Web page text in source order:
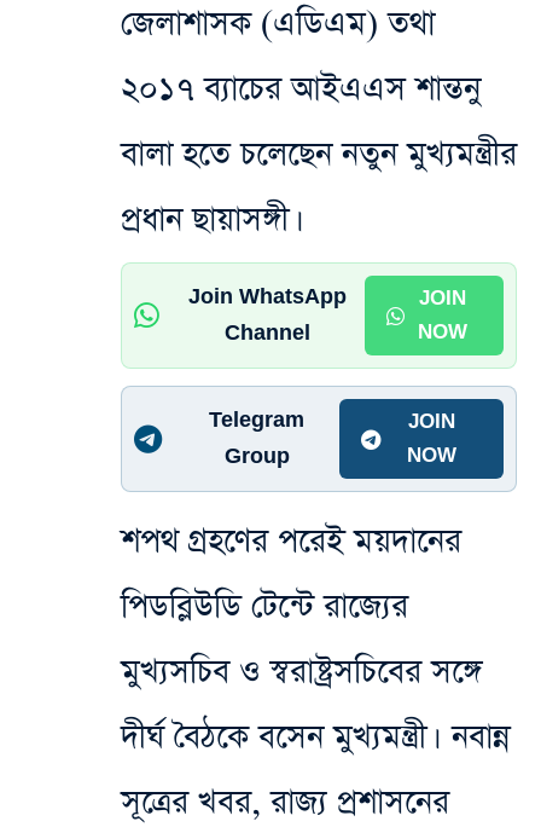
জেলাশাসক (এডিএম) তথা
২০১৭ ব্যাচের আইএএস শান্তনু
বালা হতে চলেছেন নতুন মুখ্যমন্ত্রীর
প্রধান ছায়াসঙ্গী।
Join WhatsApp
Channel
JOIN
NOW
Telegram
Group
JOIN
NOW
শপথ গ্রহণের পরেই ময়দানের
পিডব্লিউডি টেন্টে রাজ্যের
মুখ্যসচিব ও স্বরাষ্ট্রসচিবের সঙ্গে
দীর্ঘ বৈঠকে বসেন মুখ্যমন্ত্রী। নবান্ন
সূত্রের খবর, রাজ্য প্রশাসনের